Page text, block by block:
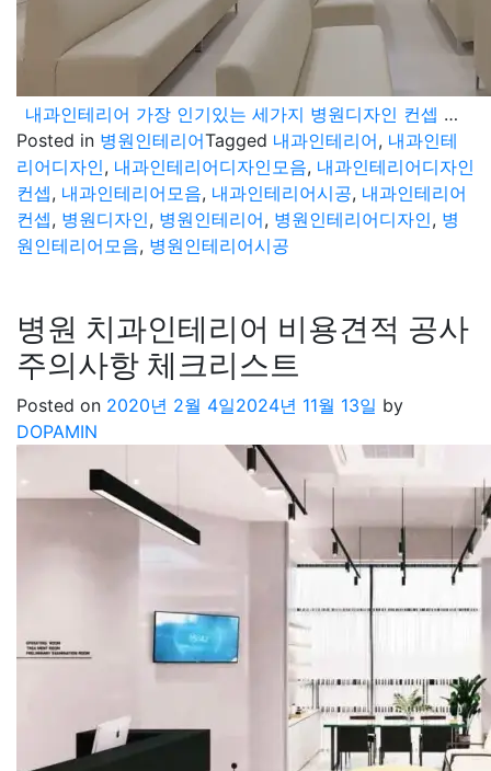
내과인테리어 가장 인기있는 세가지 병원디자인 컨셉 실제 시공 사례 모음
Posted in 병원인테리어Tagged 내과인테리어, 내과인테
리어디자인, 내과인테리어디자인모음, 내과인테리어디자인
컨셉, 내과인테리어모음, 내과인테리어시공, 내과인테리어
컨셉, 병원디자인, 병원인테리어, 병원인테리어디자인, 병
원인테리어모음, 병원인테리어시공
병원 치과인테리어 비용견적 공사
주의사항 체크리스트
Posted on 2020년 2월 4일2024년 11월 13일 by
DOPAMIN